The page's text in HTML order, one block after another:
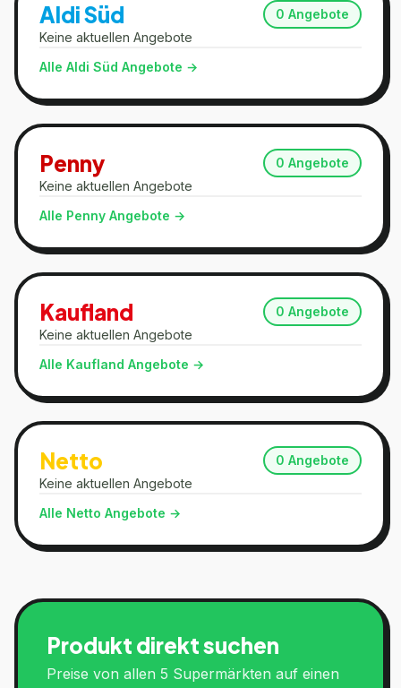
Aldi Süd 0 Angebote
Keine aktuellen Angebote
Alle Aldi Süd Angebote →
Penny 0 Angebote
Keine aktuellen Angebote
Alle Penny Angebote →
Kaufland 0 Angebote
Keine aktuellen Angebote
Alle Kaufland Angebote →
Netto 0 Angebote
Keine aktuellen Angebote
Alle Netto Angebote →
Produkt direkt suchen
Preise von allen 5 Supermärkten auf einen